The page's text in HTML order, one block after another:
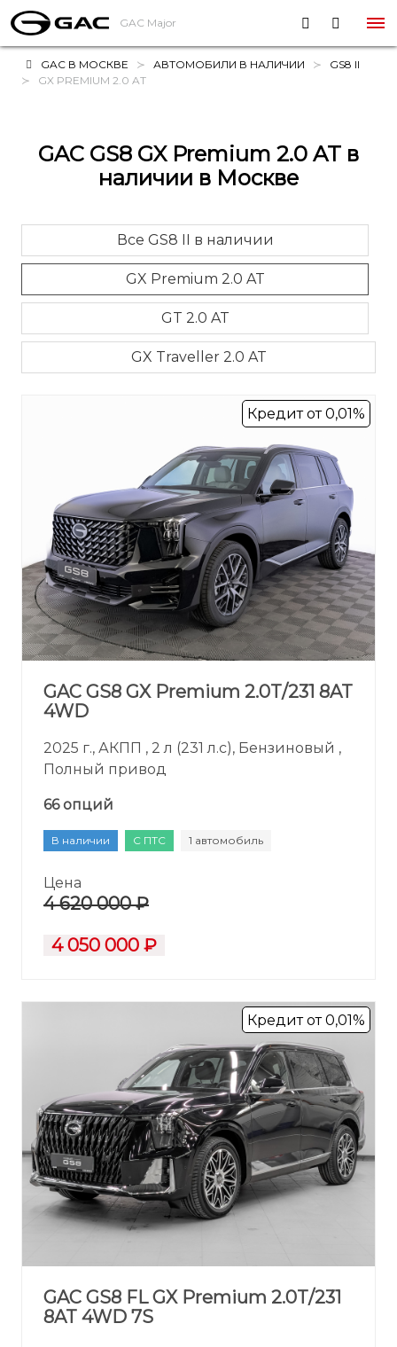
GAC Major
GAC В МОСКВЕ АВТОМОБИЛИ В НАЛИЧИИ
GS8 II
GX PREMIUM 2.0 AT
GAC GS8 GX Premium 2.0 AT в
наличии в Москве
Все GS8 II в наличии
GX Premium 2.0 AT
GT 2.0 AT
GX Traveller 2.0 AT
Кредит от 0,01%
GAC GS8 GX Premium 2.0T/231 8AT
4WD
2025 г., АКПП , 2 л (231 л.с), Бензиновый ,
Полный привод
66 опций
В наличии С ПТС 1 автомобиль
Цена
4 620 000 ₽
4 050 000 ₽
Кредит от 0,01%
GAC GS8 FL GX Premium 2.0T/231
8AT 4WD 7S